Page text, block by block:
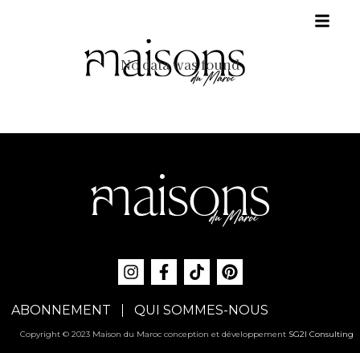
No data was found
ABONNEMENT QUI SOMMES-NOUS
Copyright © 2023 Maison du Maroc conception et développement SG2I Consulting